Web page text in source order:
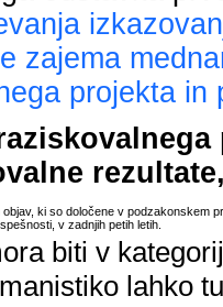
zajema
projekta in
ki so določene v podzakonskem
v zadnjih petih letih.
biti v
lahko